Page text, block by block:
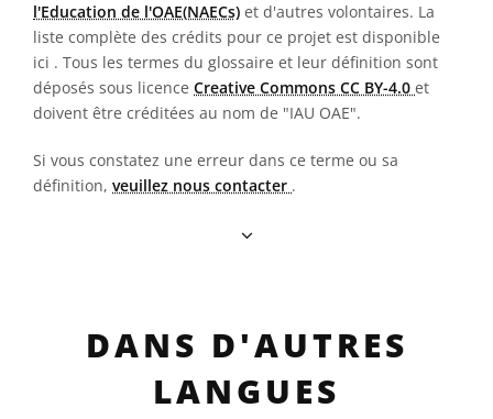
l'Education de l'OAE(NAECs) et d'autres volontaires. La
liste complète des crédits pour ce projet est disponible
ici . Tous les termes du glossaire et leur définition sont
déposés sous licence Creative Commons CC BY-4.0 et
doivent être créditées au nom de "IAU OAE".
Si vous constatez une erreur dans ce terme ou sa
définition, veuillez nous contacter .
DANS D'AUTRES
LANGUES